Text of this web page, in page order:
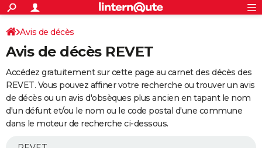
ACTUALITÉS
Politique
Société
Faits Divers
Education
Monde
Villes
+
SPORT
Coupe du monde 2026
Football
Tennis
Cyclisme
Rugby
Forum
Programme TV
TNT
Streaming
Cinéma
Sorties cinéma
Musique
+
FINANCE
Retraite
Impôts
Epargne
Immobilier
Risques naturels par ville
Banque
Assurance
Crédit
AUTO
Essais
Réserver un essai
Citadines
Berlines
SUV
Forum auto
+
Avis de décès
Avis de décès REVET
Accédez gratuitement sur cette page au carnet des décès des
REVET. Vous pouvez affiner votre recherche ou trouver un avis
de décès ou un avis d'obsèques plus ancien en tapant le nom
d'un défunt et/ou le nom ou le code postal d'une commune
dans le moteur de recherche ci-dessous.